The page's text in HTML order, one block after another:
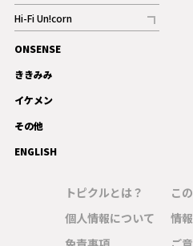
記事
Hi-Fi Un!corn
記事
ギャラリー
ONSENSE
ききみみ
イケメン
その他
ENGLISH
トピクルとは？
個人情報について
こ
情